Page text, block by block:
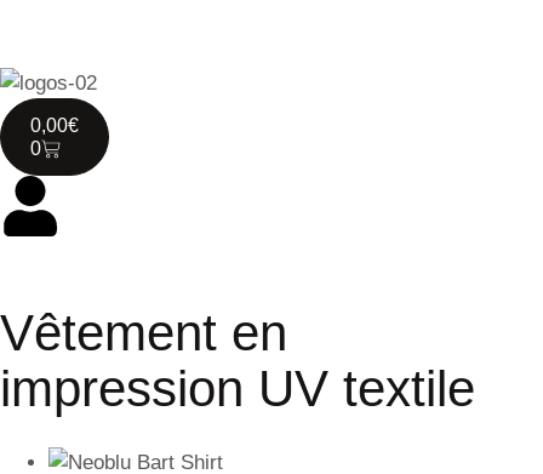
0,00€
0
Vêtement en
impression UV textile